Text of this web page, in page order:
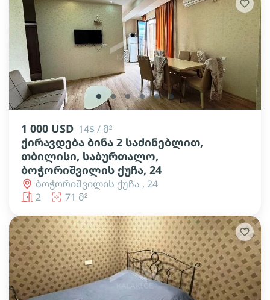
lens lens lens lens lens lens
1 000 USD 14$ / მ²
ქირავდება ბინა 2 საძინებლით,
თბილისი, საბურთალო,
ბოჭორიშვილის ქუჩა, 24
ბოჭორიშვილის ქუჩა , 24
2
71 მ²